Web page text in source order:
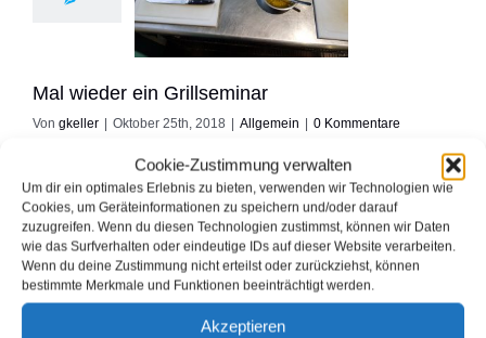
Cookie-Zustimmung verwalten
Um dir ein optimales Erlebnis zu bieten, verwenden wir Technologien wie
Cookies, um Geräteinformationen zu speichern und/oder darauf
zuzugreifen. Wenn du diesen Technologien zustimmst, können wir Daten
wie das Surfverhalten oder eindeutige IDs auf dieser Website verarbeiten.
Wenn du deine Zustimmung nicht erteilst oder zurückziehst, können
bestimmte Merkmale und Funktionen beeinträchtigt werden.
Akzeptieren
Mal wieder ein Grillseminar
Von gkeller | Oktober 25th, 2018 | Allgemein | 0 Kommentare
Gestern war ich mal wieder in Bielefeld beim Grillseminar im
Grill Center OWL. Das Thema war Burger and Ribs. Hierbei
handelt es sich ja um ein ziemlich klassisches Thema aus
dem Bereich des Grillens. Oder doch nicht? […]
Weiterlesen